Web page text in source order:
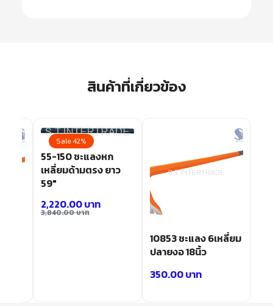
สินค้าที่เกี่ยวข้อง
Sale 42%
55-150 ชะแลงหก
เหลี่ยมด้ามตรง ยาว
59″
3,840.00บาท
2,220.00บาท
10853 ชะแลง 6เหลี่ยม
ปลายงอ 18นิ้ว
350.00บาท